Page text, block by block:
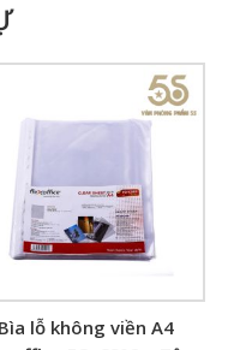
Bìa lỗ không viền A4